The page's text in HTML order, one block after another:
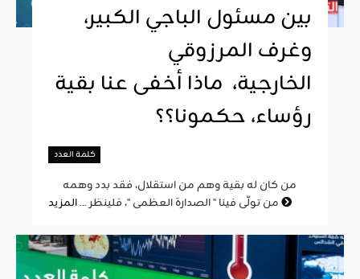
بين مسئول الباجي الكبير،
وغرف المرزوقي
الخارجية، ماذا أخفى عنا بقية
رؤساء، حكمونا؟؟
كلمة العدد
من تولّى فينا " الصدارة العظمى "، فلينظر ...